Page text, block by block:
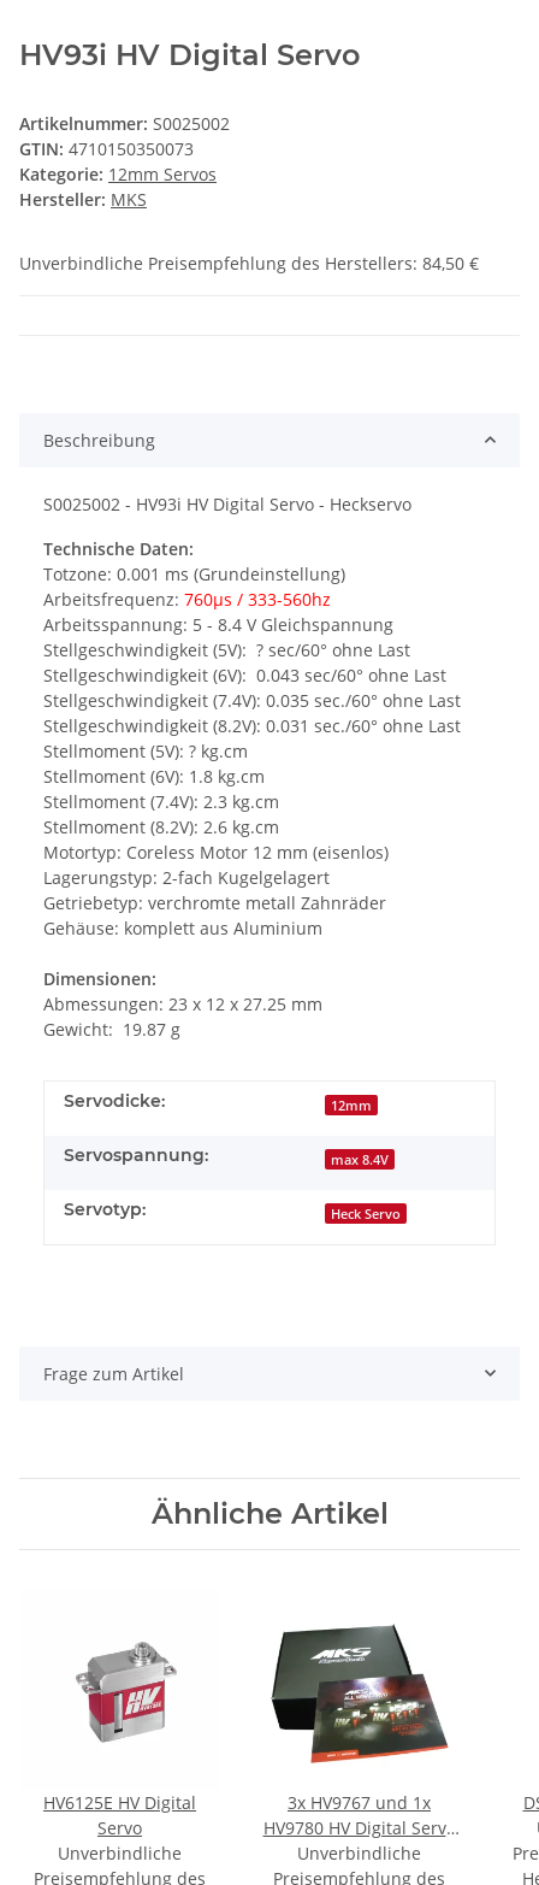
HV93i HV Digital Servo
Artikelnummer: S0025002
GTIN: 4710150350073
Kategorie: 12mm Servos
Hersteller: MKS
Unverbindliche Preisempfehlung des Herstellers: 84,50 €
Beschreibung
S0025002 - HV93i HV Digital Servo - Heckservo
Technische Daten:
Totzone: 0.001 ms (Grundeinstellung)
Arbeitsfrequenz: 760µs / 333-560hz
Arbeitsspannung: 5 - 8.4 V Gleichspannung
Stellgeschwindigkeit (5V): ? sec/60° ohne Last
Stellgeschwindigkeit (6V): 0.043 sec/60° ohne Last
Stellgeschwindigkeit (7.4V): 0.035 sec./60° ohne Last
Stellgeschwindigkeit (8.2V): 0.031 sec./60° ohne Last
Stellmoment (5V): ? kg.cm
Stellmoment (6V): 1.8 kg.cm
Stellmoment (7.4V): 2.3 kg.cm
Stellmoment (8.2V): 2.6 kg.cm
Motortyp: Coreless Motor 12 mm (eisenlos)
Lagerungstyp: 2-fach Kugelgelagert
Getriebetyp: verchromte metall Zahnräder
Gehäuse: komplett aus Aluminium
Dimensionen:
Abmessungen: 23 x 12 x 27.25 mm
Gewicht: 19.87 g
Servodicke: 12mm
Servospannung: max 8.4V
Servotyp: Heck Servo
Frage zum Artikel
Ähnliche Artikel
HV6125E HV Digital
Servo
Unverbindliche
Preisempfehlung des
3x HV9767 und 1x
HV9780 HV Digital Servo
combo
Unverbindliche
Preisempfehlung des